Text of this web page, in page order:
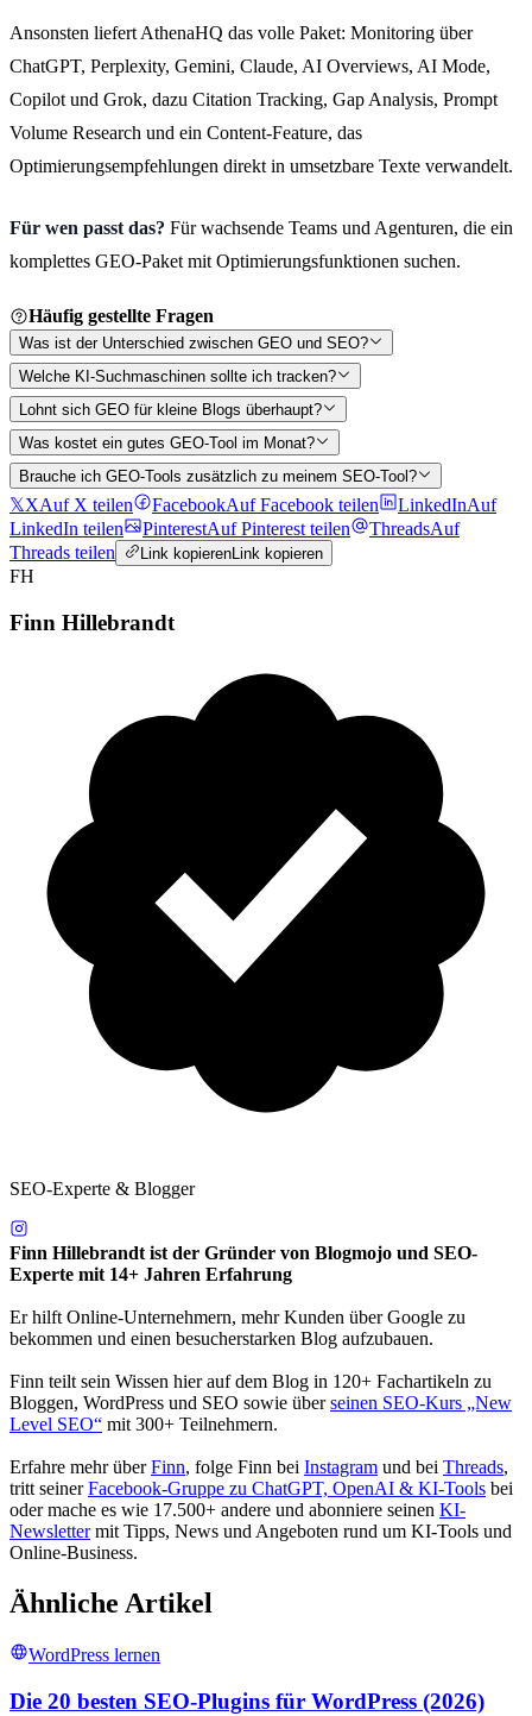
Ansonsten liefert AthenaHQ das volle Paket: Monitoring über
ChatGPT, Perplexity, Gemini, Claude, AI Overviews, AI Mode,
Copilot und Grok, dazu Citation Tracking, Gap Analysis, Prompt
Volume Research und ein Content-Feature, das
Optimierungsempfehlungen direkt in umsetzbare Texte verwandelt.
Für wen passt das? Für wachsende Teams und Agenturen, die ein
komplettes GEO-Paket mit Optimierungsfunktionen suchen.
Häufig gestellte Fragen
Was ist der Unterschied zwischen GEO und SEO?
Welche KI-Suchmaschinen sollte ich tracken?
Lohnt sich GEO für kleine Blogs überhaupt?
Was kostet ein gutes GEO-Tool im Monat?
Brauche ich GEO-Tools zusätzlich zu meinem SEO-Tool?
𝕏XAuf X teilen FacebookAuf Facebook teilen LinkedInAuf
LinkedIn teilen
PinterestAuf Pinterest teilen ThreadsAuf
Threads teilen
Link kopierenLink kopieren
FH
Finn Hillebrandt
SEO-Experte & Blogger
Finn Hillebrandt ist der Gründer von Blogmojo und SEO-
Experte mit 14+ Jahren Erfahrung
Er hilft Online-Unternehmern, mehr Kunden über Google zu
bekommen und einen besucherstarken Blog aufzubauen.
Finn teilt sein Wissen hier auf dem Blog in 120+ Fachartikeln zu
Bloggen, WordPress und SEO sowie über seinen SEO-Kurs „New
Level SEO“ mit 300+ Teilnehmern.
Erfahre mehr überFinn, folge Finn bei Instagram und bei Threads,
tritt seinerFacebook-Gruppe zu ChatGPT, OpenAI & KI-Tools bei
oder mache es wie 17.500+ andere und abonniere seinen KI-
Newsletter mit Tipps, News und Angeboten rund um KI-Tools und
Online-Business.
Ähnliche Artikel
WordPress lernen
Die 20 besten SEO-Plugins für WordPress (2026)